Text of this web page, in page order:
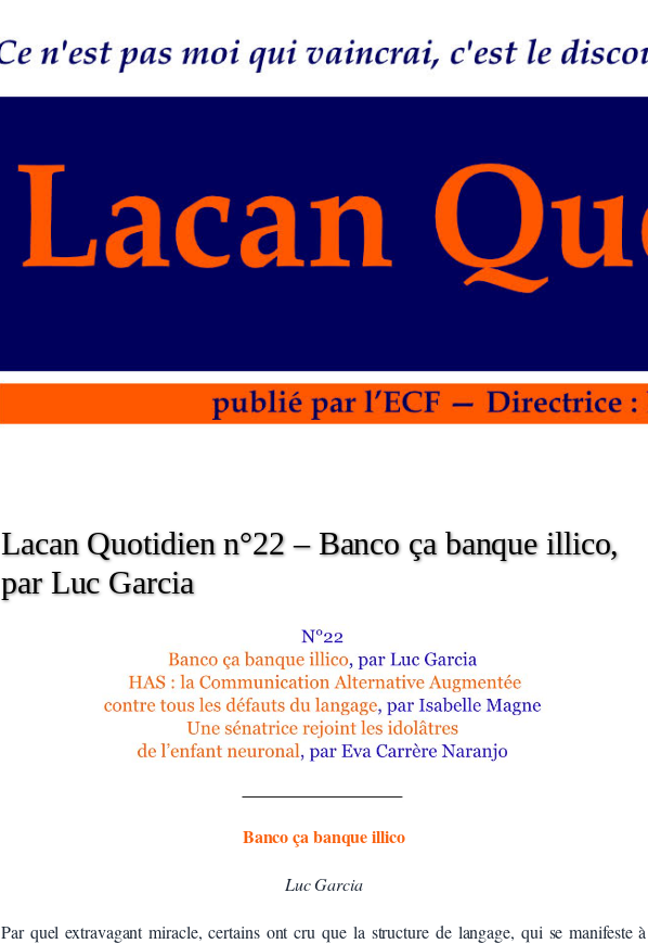
Lacan Quotidien n°22 – Banco ça banque illico,
par Luc Garcia
Banco ça banque illico
Luc Garcia
Par quel extravagant miracle, certains ont cru que la structure de langage, qui se manifeste à